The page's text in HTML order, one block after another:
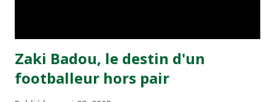
Zaki Badou, le destin d'un
footballeur hors pair